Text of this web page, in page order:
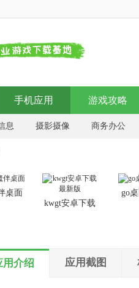
手机应用 游戏攻略
息 摄影摄像 商务办公
桌面
kwgt安卓下载
go
用介绍 应用截图